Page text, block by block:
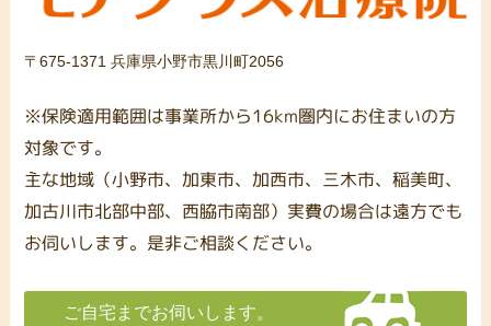
〒675-1371 兵庫県小野市黒川町2056
※保険適用範囲は事業所から16km圏内にお住まいの方
対象です。
主な地域（小野市、加東市、加西市、三木市、稲美町、
加古川市北部中部、西脇市南部）実費の場合は遠方でも
お伺いします。是非ご相談ください。
ご自宅までお伺いします。